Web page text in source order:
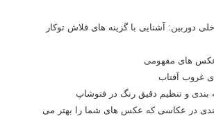
دوربین: آشنایی با گزینه های فلاش توکار
عکس های مفهومی
غروب آفتاب
بندی در عکاسی که عکس های شما را بهتر می